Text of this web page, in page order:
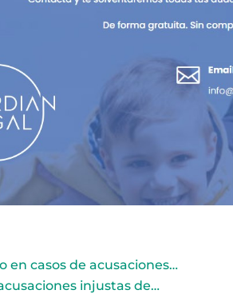
en casos de acusaciones…
injustas de…